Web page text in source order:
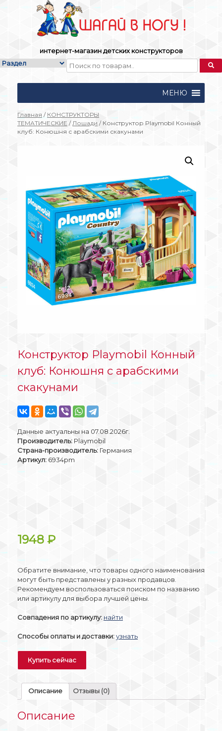
интернет-магазин детских конструкторов
МЕНЮ
Главная / КОНСТРУКТОРЫ
ТЕМАТИЧЕСКИЕ / Лошади / Конструктор Playmobil Конный
клуб: Конюшня с арабскими скакунами
Конструктор Playmobil Конный
клуб: Конюшня с арабскими
скакунами
Данные актуальны на 07.08.2026г.
Производитель: Playmobil
Страна-производитель: Германия
Артикул: 6934pm
1948 ₽
Обратите внимание, что товары одного наименования
могут быть представлены у разных продавцов.
Рекомендуем воспользоваться поиском по названию
или артикулу для выбора лучшей цены.
Совпадения по артикулу: найти
Способы оплаты и доставки:узнать
Купить сейчас
Описание Отзывы (0)
Описание